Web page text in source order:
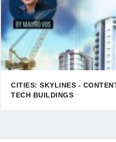
CITIES: SKYLINES -
TECH BUILDINGS